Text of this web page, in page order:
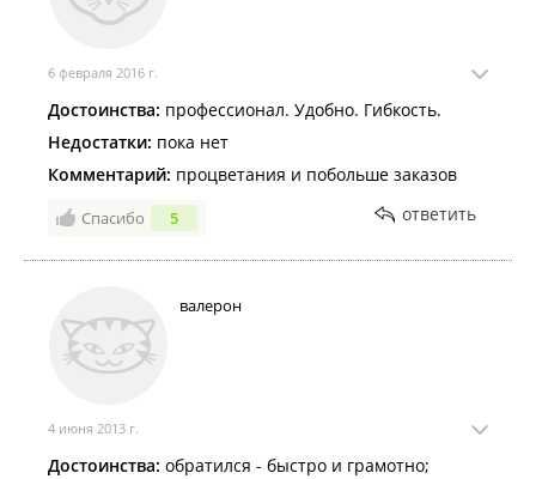
6 февраля 2016 г.
Достоинства: профессионал. Удобно. Гибкость.
Недостатки: пока нет
Комментарий: процветания и побольше заказов
Спасибо 5 ответить
валерон
4 июня 2013 г.
Достоинства: обратился - быстро и грамотно;